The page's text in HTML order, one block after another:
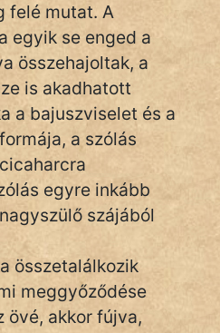
felé mutat. A
egyik se enged a
összehajoltak, a
is akadhatott
a bajuszviselet és a
a szólás
egyre inkább
szájából
összetalálkozik
meggyőződése
övé, akkor fújva,